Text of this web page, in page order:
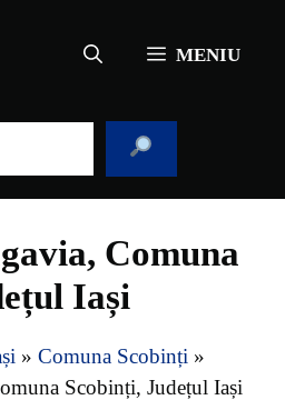
MENIU
Comuna
Iași
» Comuna Scobinți »
Scobinți, Județul Iași